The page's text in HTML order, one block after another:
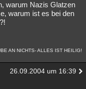
warum Nazis Glatzen
warum ist es bei den
AN NICHTS- ALLES IST HEILIG!
26.09.2004 um 16:39